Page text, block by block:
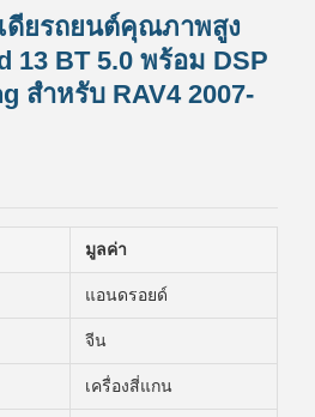
ดียรถยนต์คุณภาพสูง
13 BT 5.0 พร้อม DSP
สําหรับ RAV4 2007-
มูลค่า
แอนดรอยด์
จีน
เครื่องสี่แกน